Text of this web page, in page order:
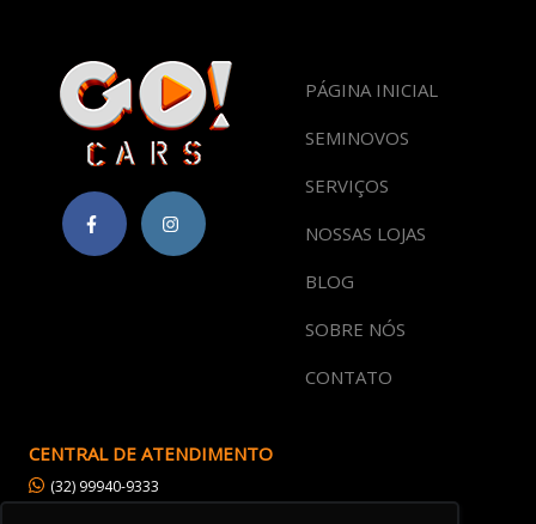
PÁGINA INICIAL
SEMINOVOS
SERVIÇOS
NOSSAS LOJAS
BLOG
SOBRE NÓS
CONTATO
CENTRAL DE ATENDIMENTO
(32) 99940-9333